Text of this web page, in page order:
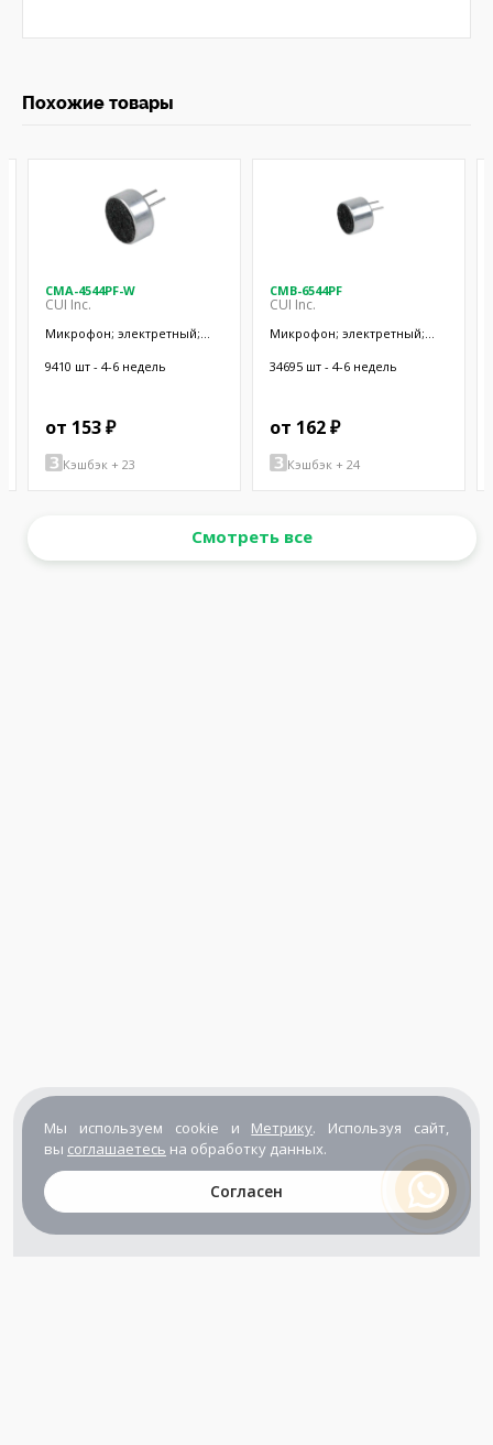
Похожие товары
CMA-4544PF-W
CUI Inc.
Микрофон; электретный;
Ø9,7x4,5мм; SMT
9410 шт - 4-6 недель
от 153 ₽
Кэшбэк + 23
CMB-6544PF
CUI Inc.
Микрофон; электретный;
Ø9,4x6,5мм; 500мкА
34695 шт - 4-6 недель
от 162 ₽
Кэшбэк + 24
Смотреть все
Мы используем cookie и Метрику. Используя сайт,
вы соглашаетесь на обработку данных.
Согласен